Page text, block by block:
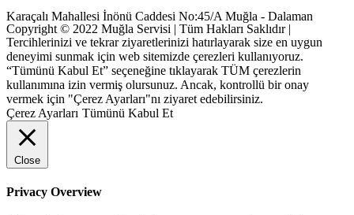
Karaçalı Mahallesi İnönü Caddesi No:45/A Muğla - Dalaman
Copyright © 2022 Muğla Servisi | Tüm Hakları Saklıdır |
Tercihlerinizi ve tekrar ziyaretlerinizi hatırlayarak size en uygun
deneyimi sunmak için web sitemizde çerezleri kullanıyoruz.
“Tümünü Kabul Et” seçeneğine tıklayarak TÜM çerezlerin
kullanımına izin vermiş olursunuz. Ancak, kontrollü bir onay
vermek için "Çerez Ayarları"nı ziyaret edebilirsiniz.
Çerez Ayarları Tümünü Kabul Et
Close
Privacy Overview